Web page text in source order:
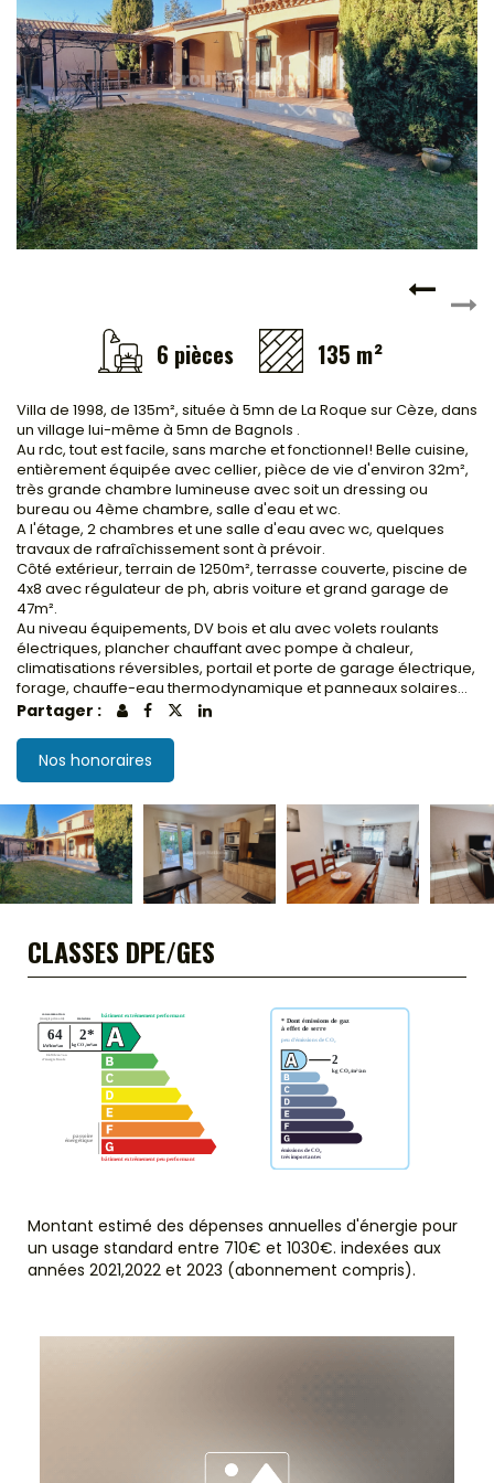
Locaux commerciaux
Immeubles
L'agence
6 pièces 135 m²
Villa de 1998, de 135m², située à 5mn de La Roque sur Cèze, dans
un village lui-même à 5mn de Bagnols .
Au rdc, tout est facile, sans marche et fonctionnel! Belle cuisine,
entièrement équipée avec cellier, pièce de vie d'environ 32m²,
très grande chambre lumineuse avec soit un dressing ou
bureau ou 4ème chambre, salle d'eau et wc.
A l'étage, 2 chambres et une salle d'eau avec wc, quelques
travaux de rafraîchissement sont à prévoir.
Côté extérieur, terrain de 1250m², terrasse couverte, piscine de
4x8 avec régulateur de ph, abris voiture et grand garage de
47m².
Au niveau équipements, DV bois et alu avec volets roulants
électriques, plancher chauffant avec pompe à chaleur,
climatisations réversibles, portail et porte de garage électrique,
forage, chauffe-eau thermodynamique et panneaux solaires...
Partager :
Nos honoraires
CLASSES DPE/GES
Montant estimé des dépenses annuelles d'énergie pour
un usage standard entre 710€ et 1030€. indexées aux
années 2021,2022 et 2023 (abonnement compris).